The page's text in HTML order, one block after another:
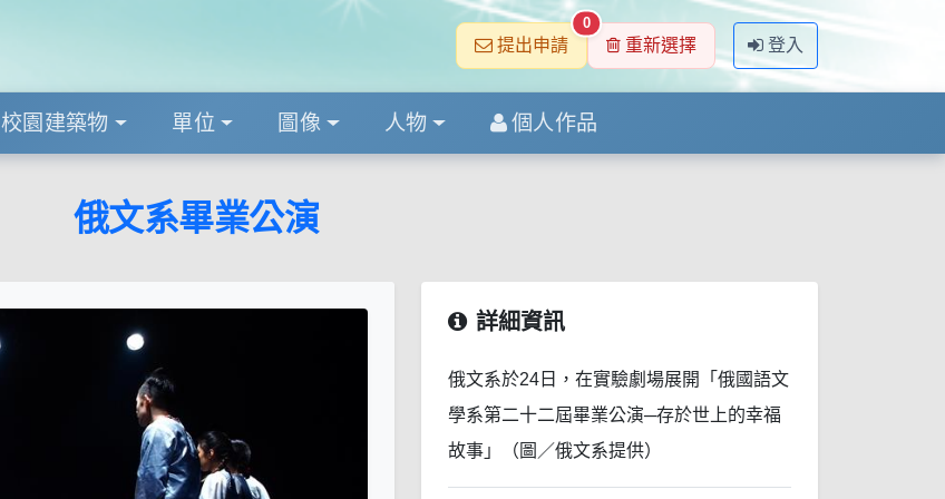
提出申請
0
重新選擇 登入
校園建築物 單位 圖像 人物 個人作品
俄文系畢業公演
詳細資訊
俄文系於24日，在實驗劇場展開「俄國語文
學系第二十二屆畢業公演─存於世上的幸福
故事」（圖／俄文系提供）